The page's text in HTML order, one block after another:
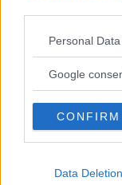
Please note that
not limited to your
use your data for
consent section.
Personal
Google
CONFIRM
Data Deletion
Kia Niro, och
man då och då
sträcka det är
bedömning av
Många nya bilar